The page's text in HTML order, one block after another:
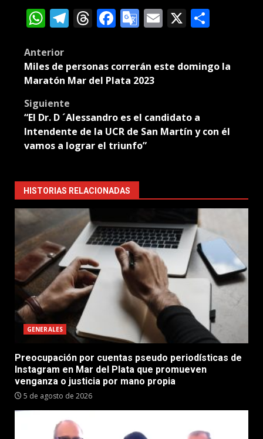
WhatsApp
Telegram
Threads
Facebook
Google
Email
X
Post
navigation
Anterior
Miles de personas correrán este domingo la
Maratón Mar del Plata 2023
Siguiente
“El Dr. D ´Alessandro es el candidato a
Intendente de la UCR de San Martín y con él
vamos a lograr el triunfo”
HISTORIAS RELACIONADAS
GENERALES
Preocupación por cuentas pseudo periodísticas de
Instagram en Mar del Plata que promueven
venganza o justicia por mano propia
5 de agosto de 2026